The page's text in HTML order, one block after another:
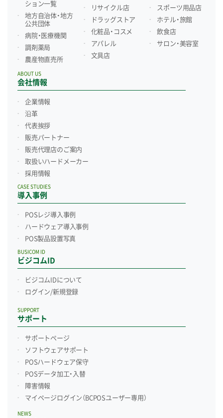
ション一覧
地方自治体・地方
公共団体
病院・医療機関
調剤薬局
農産物直売所
リサイクル店
ドラッグストア
化粧品・コスメ
アパレル
文具店
スポーツ用品店
ホテル・旅館
飲食店
サロン・美容室
会社情報
ABOUT US
企業情報
沿革
代表挨拶
販売パートナー
販売代理店のご案内
取扱いハードメーカー
採用情報
導入事例
CASE STUDIES
POSレジ導入事例
ハードウェア導入事例
POS製品設置写真
ビジコムID
BUSICOM ID
ビジコムIDについて
ログイン/新規登録
サポート
SUPPORT
サポートページ
ソフトウェアサポート
POSハードウェア保守
POSデータ加工・入替
障害情報
マイページログイン （BCPOSユーザー専用）
NEWS